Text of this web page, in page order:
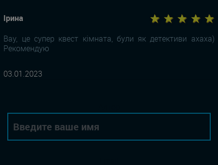
Ірина ★ ★ ★ ★ ★
Вау, це супер квест кімната, були як детективи ахаха)
Рекомендую
03.01.2023